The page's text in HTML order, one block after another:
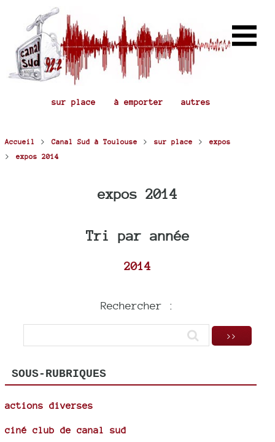
sur place à emporter autres
Accueil > Canal Sud à Toulouse > sur place > expos
> expos 2014
expos 2014
Tri par année
2014
Rechercher :
SOUS-RUBRIQUES
actions diverses
ciné club de canal sud